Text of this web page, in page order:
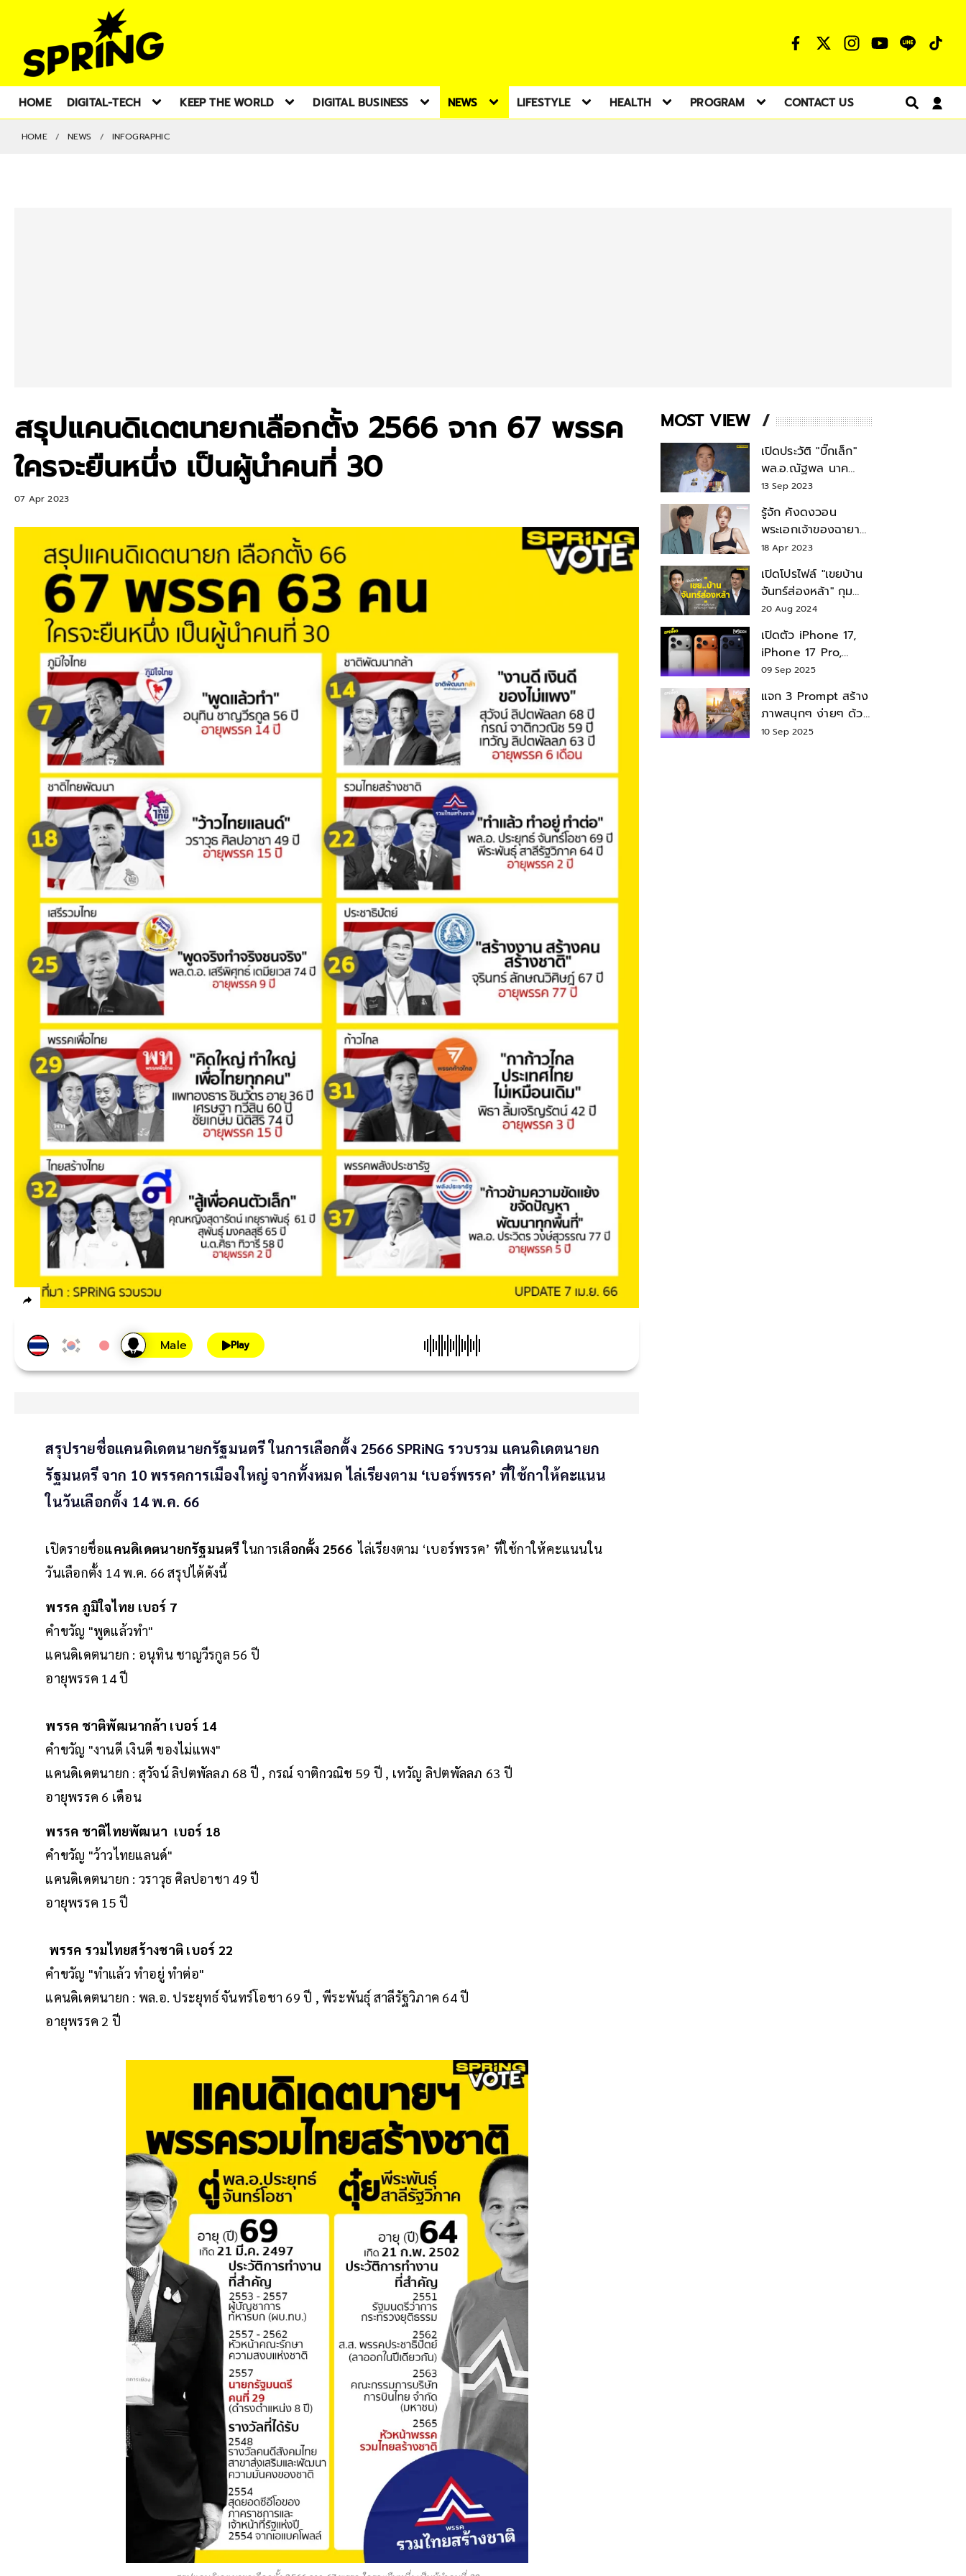
HOME DIGITAL-TECH KEEP THE WORLD DIGITAL BUSINESS NEWS LIFESTYLE HEALTH PROGRAM CONTACT US
HOME NEWS INFOGRAPHIC
สรุปแคนดิเดตนายกเลือกตั้ง 2566 จาก 67 พรรค
ใครจะยืนหนึ่ง เป็นผู้นำคนที่ 30
07 Apr 2023
Play
สรุปรายชื่อแคนดิเดตนายกรัฐมนตรี ในการเลือกตั้ง 2566 SPRiNG รวบรวม แคนดิเดตนายก
รัฐมนตรี จาก 10 พรรคการเมืองใหญ่ จากทั้งหมด ไล่เรียงตาม ‘เบอร์พรรค’ ที่ใช้กาให้คะแนน
ในวันเลือกตั้ง 14 พ.ค. 66
เปิดรายชื่อแคนดิเดตนายกรัฐมนตรีในการเลือกตั้ง 2566 ไล่เรียงตาม ‘เบอร์พรรค’ ที่ใช้กาให้คะแนนใน
วันเลือกตั้ง 14 พ.ค. 66 สรุปได้ดังนี้
พรรค ภูมิใจไทย เบอร์ 7
คำขวัญ "พูดแล้วทำ"
แคนดิเดตนายก : อนุทิน ชาญวีรกูล 56 ปี
อายุพรรค 14 ปี
พรรค ชาติพัฒนากล้า เบอร์ 14
คำขวัญ "งานดี เงินดี ของไม่แพง"
แคนดิเดตนายก : สุวัจน์ ลิปตพัลลภ 68 ปี , กรณ์ จาติกวณิช 59 ปี , เทวัญ ลิปตพัลลภ 63 ปี
อายุพรรค 6 เดือน
พรรค ชาติไทยพัฒนา เบอร์ 18
คำขวัญ "ว้าวไทยแลนด์"
แคนดิเดตนายก : วราวุธ ศิลปอาชา 49 ปี
อายุพรรค 15 ปี
พรรค รวมไทยสร้างชาติ เบอร์ 22
คำขวัญ "ทำแล้ว ทำอยู่ ทำต่อ"
แคนดิเดตนายก : พล.อ. ประยุทธ์ จันทร์โอชา 69 ปี , พีระพันธุ์ สาลีรัฐวิภาค 64 ปี
อายุพรรค 2 ปี
MOST VIEW
เปิดประวัติ "บิ๊กเล็ก"
พล.อ.ณัฐพล นาค
พาณิชย์ จากเลขาฯ
สมช.-เลขาฯ
รมว.กลาโหม
13 Sep 2023
รู้จัก คังดงวอน
พระเอกเจ้าของฉายา
สมบัติแห่งชาติ หลังมี
18 Apr 2023
เปิดโปรไฟล์ "เขยบ้าน
จันทร์ส่องหล้า" กุม
บังเหียนธุรกิจตระกูล
"ชินวัตร"
20 Aug 2024
เปิดตัว iPhone 17,
iPhone 17 Pro,
iPhone 17 Air สเปค
09 Sep 2025
แจก 3 Prompt สร้าง
ภาพสนุกๆ ง่ายๆ ด้วย
Nano Banana ใน
10 Sep 2025